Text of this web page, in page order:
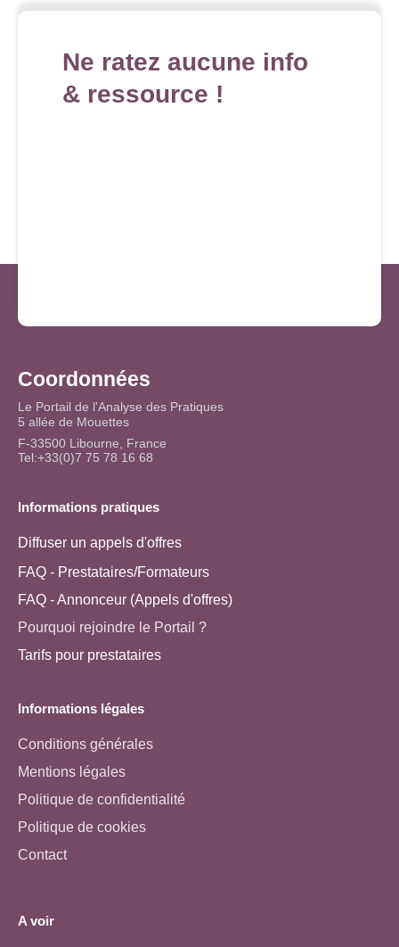
Ne ratez aucune info
& ressource !
Coordonnées
Le Portail de l'Analyse des Pratiques
5 allée de Mouettes
F-33500 Libourne, France
Tel:+33(0)7 75 78 16 68
Informations pratiques
Diffuser un appels d'offres
FAQ - Prestataires/Formateurs
FAQ - Annonceur (Appels d'offres)
Pourquoi rejoindre le Portail ?
Tarifs pour prestataires
Informations légales
Conditions générales
Mentions légales
Politique de confidentialité
Politique de cookies
Contact
A voir